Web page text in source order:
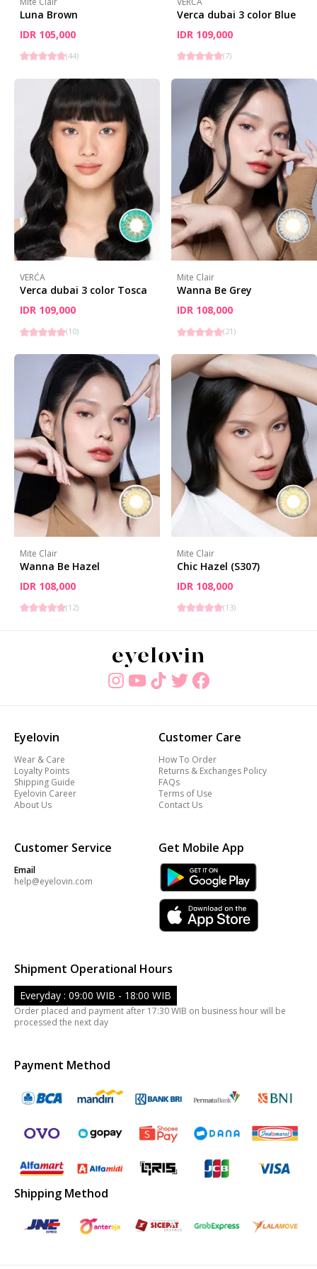
Luna Brown
IDR 105,000
(44)
Verca dubai 3 color Blue
IDR 109,000
(7)
VERĆA
Verca dubai 3 color Tosca
IDR 109,000
(10)
Mite Clair
Wanna Be Grey
IDR 108,000
(21 )
Mite Clair
Wanna Be Hazel
IDR 108,000
(12)
Mite Clair
Chic Hazel (S307)
IDR 108,000
(13)
Eyelovin
Wear & Care
Loyalty Points
Shipping Guide
Eyelovin Career
About Us
Customer Care
How To Order
Returns & Exchanges Policy
FAQs
Terms of Use
Contact Us
Customer Service
Email
help@eyelovin.com
Get Mobile App
Shipment Operational Hours
Everyday : 09:00 WIB - 18:00 WIB
Order placed and payment after 17:30 WIB on business hour will be
processed the next day
Payment Method
Shipping Method